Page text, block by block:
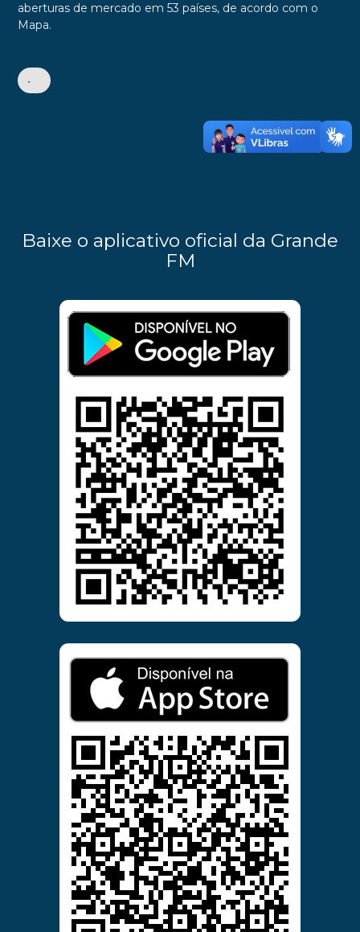
aberturas de mercado em 53 países, de acordo com o
Mapa.
•
Baixe o aplicativo oficial da Grande
FM